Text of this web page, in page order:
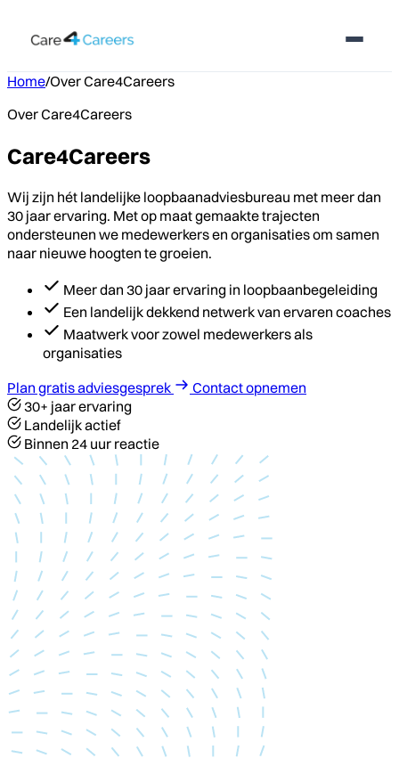
Home/Over Care4Careers
Over Care4Careers
Care4Careers
Wij zijn hét landelijke loopbaanadviesbureau met meer dan
30 jaar ervaring. Met op maat gemaakte trajecten
ondersteunen we medewerkers en organisaties om samen
naar nieuwe hoogten te groeien.
Meer dan 30 jaar ervaring in loopbaanbegeleiding
Een landelijk dekkend netwerk van ervaren coaches
Maatwerk voor zowel medewerkers als
organisaties
Plan gratis adviesgesprek
Contact opnemen
30+ jaar ervaring
Landelijk actief
Binnen 24 uur reactie